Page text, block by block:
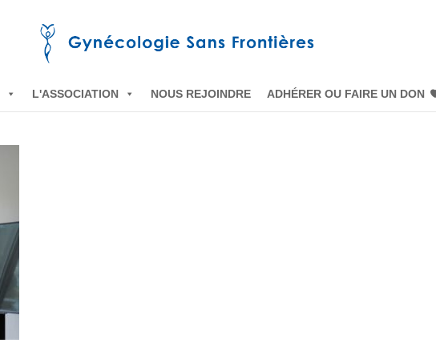
L'ASSOCIATION NOUS REJOINDRE ADHÉRER OU FAIRE UN DON